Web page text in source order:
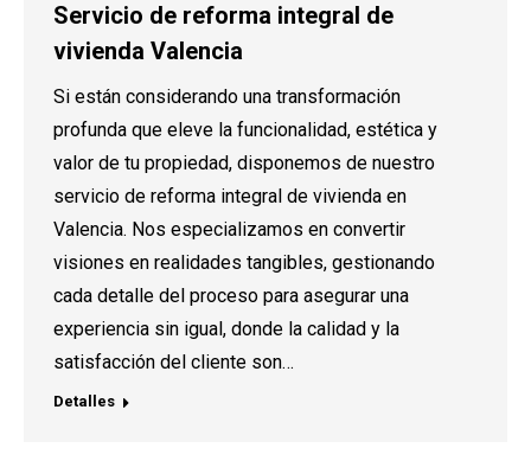
Servicio de reforma integral de
vivienda Valencia
Si están considerando una transformación
profunda que eleve la funcionalidad, estética y
valor de tu propiedad, disponemos de nuestro
servicio de reforma integral de vivienda en
Valencia. Nos especializamos en convertir
visiones en realidades tangibles, gestionando
cada detalle del proceso para asegurar una
experiencia sin igual, donde la calidad y la
satisfacción del cliente son…
Detalles